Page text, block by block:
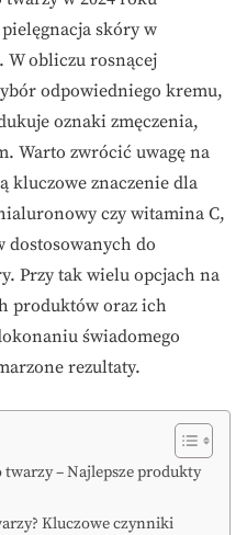
skóry w
W obliczu rosnącej
odpowiedniego kremu,
oznaki zmęczenia,
Warto zwrócić uwagę na
kluczowe znaczenie dla
czy witamina C,
dostosowanych do
Przy tak wielu opcjach na
produktów oraz ich
świadomego
rezultaty.
– Najlepsze produkty
Kluczowe czynniki